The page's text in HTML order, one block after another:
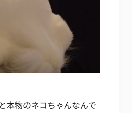
本物のネコちゃんなんで